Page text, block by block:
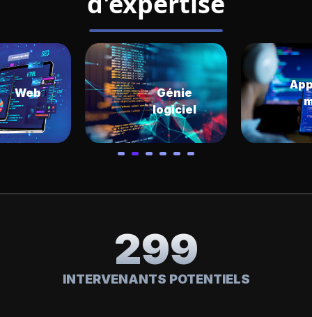
Web
Génie
logiciel
299
INTERVENANTS POTENTIELS